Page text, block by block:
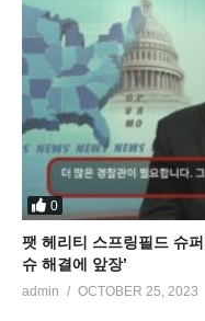
0
팻 헤리티 스프링필드 슈
슈 해결에 앞장’
admin OCTOBER 25, 2023